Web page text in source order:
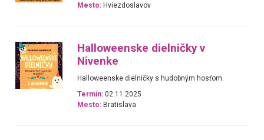
Mesto: Hviezdoslavov
Halloweenske dielničky v
Nivenke
Halloweenske dielničky s hudobným hosťom.
Termín: 02.11.2025
Mesto: Bratislava